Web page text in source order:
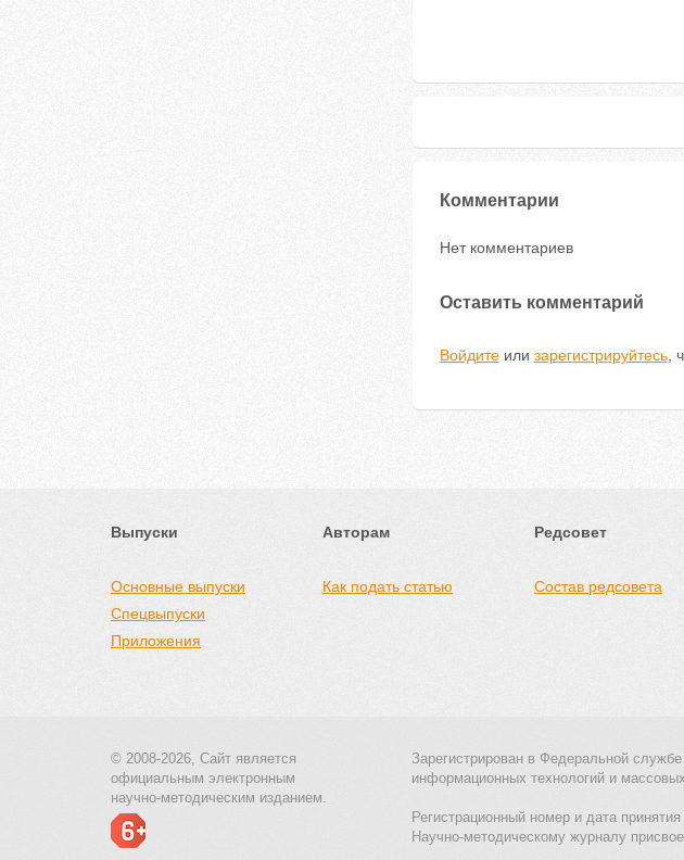
Комментарии
Нет комментариев
Оставить комментарий
Войдитеили зарегистрируйтесь,
Выпуски
Основные выпуски
Спецвыпуски
Приложения
Авторам
Как подать статью
Редсовет
Состав редсовета
© 2008-2026, Сайт является
официальным электронным
научно-методическим изданием.
Зарегистрирован в Федеральной
информационных технологий и
Регистрационный номер и дата
Научно-методическому журналу